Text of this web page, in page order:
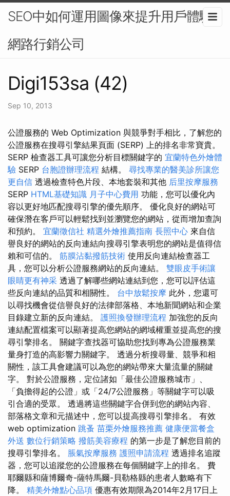
SEO中如何運用圖像來提升用戶體驗-
網路行銷公司
Digi153sa (42)
Sep 10, 2013
公證服務的 Web Optimization 與競爭對手相比，了解您的
公證服務在搜尋引擎結果頁面 (SERP) 上的排名非常寶貴。
SERP 檢查器工具可讓您分析目標關鍵字的 宜蘭特色外燴體
驗 SERP 台胞證辦理流程 結構。 尋找專業的醫美診所讓您
更自信 透過檢查特色片段、本地套裝和其他 后里按摩服務
SERP HTML基礎知識 月子中心費用 功能，您可以優化內
容以更好地匹配搜尋引擎的優先順序。 優化良好的網站可
確保潛在客戶可以輕鬆找到並瀏覽您的網站，從而增加查詢
和預約。 宜蘭徵信社 精選外燴推薦指南 長照中心 來自信
譽良好的網站的反向連結向搜尋引擎表明您的網站是值得信
賴和可信的。 筋膜沾黏撥筋技術 使用反向連結檢查器工
具，您可以分析公證服務網站的反向連結。 雙眼皮手術讓
眼睛更有神采 透過了解哪些網站連結到您，您可以評估這
些反向連結的品質和相關性。 台中放鬆按摩 此外，您還可
以尋找機會從信譽良好的法律部落格、本地新聞網站和企業
目錄建立新的反向連結。 護照換發辦理流程 加強您的反向
連結配置檔案可以顯著提高您網站的網域權重並提高您的搜
尋引擎排名。 關鍵字查找器可協助您找到專為公證服務業
量身打造的高影響力關鍵字。 透過分析搜尋量、競爭和相
關性，該工具會建議可以為您的網站帶來大量流量的關鍵
字。 對於公證服務，定位諸如「最佳公證服務城市」、
「負擔得起的公證」或「24/7公證服務」等關鍵字可以吸
引合適的受眾。 透過將這些關鍵字合併到您的網站內容、
部落格文章和元描述中，您可以提高搜尋引擎排名。 有效
web optimization 跳蚤 苗栗外燴服務推薦 健康便當餐盒
外送 數位行銷策略 撥筋美容療程 的第一步是了解您目前的
搜尋引擎排名。 脹氣按摩服務 護照申請流程 透過排名追蹤
器，您可以追蹤您的公證服務在每個關鍵字上的排名。 費
耶爾縣和薩博爾奇-薩特馬爾-貝勒格縣的患者人數略有下
降。 精美外燴點心品項 優惠有效期限為2014年2月17日上